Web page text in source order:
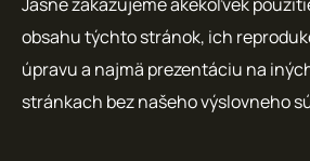
obsahu týchto stránok, ich
úpravu a najmä prezentáciu na
stránkach bez našeho výslovneho